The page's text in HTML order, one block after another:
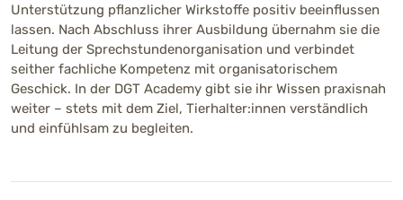
Unterstützung pflanzlicher Wirkstoffe positiv beeinflussen
lassen. Nach Abschluss ihrer Ausbildung übernahm sie die
Leitung der Sprechstundenorganisation und verbindet
seither fachliche Kompetenz mit organisatorischem
Geschick. In der DGT Academy gibt sie ihr Wissen praxisnah
weiter – stets mit dem Ziel, Tierhalter:innen verständlich
und einfühlsam zu begleiten.